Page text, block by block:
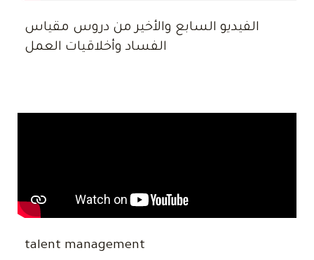
الفيديو السابع والأخير من دروس مقياس
الفساد وأخلاقيات العمل
talent management